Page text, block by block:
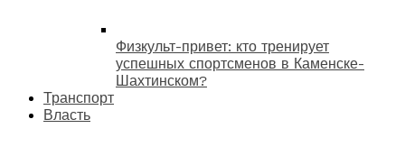
Физкульт-привет: кто тренирует
успешных спортсменов в Каменске-
Шахтинском?
Транспорт
Власть